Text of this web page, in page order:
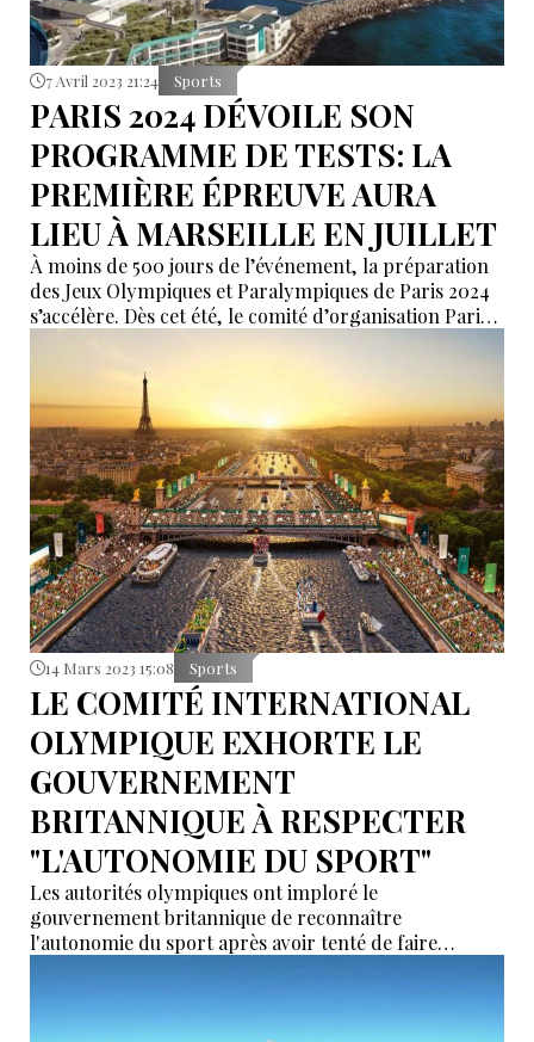
7 Avril 2023 21:24 Sports
PARIS 2024 DÉVOILE SON
PROGRAMME DE TESTS: LA
PREMIÈRE ÉPREUVE AURA
LIEU À MARSEILLE EN JUILLET
À moins de 500 jours de l’événement, la préparation
des Jeux Olympiques et Paralympiques de Paris 2024
s’accélère. Dès cet été, le comité d’organisation Paris
des sites qui accueilleront des compétitions
olympiques et paralympiques.
14 Mars 2023 15:08 Sports
LE COMITÉ INTERNATIONAL
OLYMPIQUE EXHORTE LE
GOUVERNEMENT
BRITANNIQUE À RESPECTER
"L'AUTONOMIE DU SPORT"
Les autorités olympiques ont imploré le
gouvernement britannique de reconnaître
l'autonomie du sport après avoir tenté de faire
potentiel permettant aux athlètes russes et biélorusses
de participer aux prochains Jeux olympiques de Paris.